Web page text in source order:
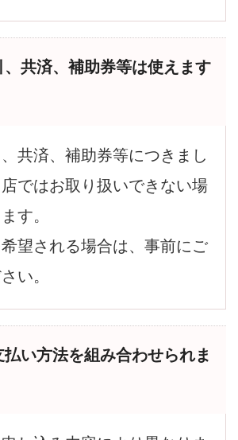
、共済、補助券等は使えます
共済、補助券等につきまし
ではお取り扱いできない場
す。
望される場合は、事前にご
い。
い方法を組み合わせられま